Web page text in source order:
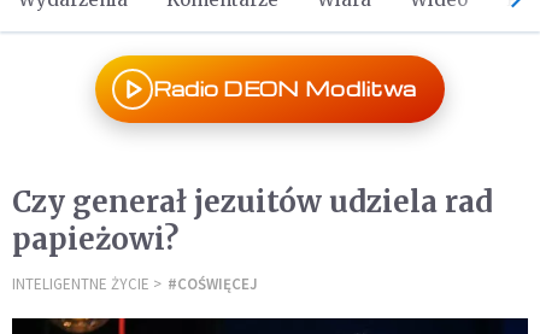
Radio DEON Modlitwa
Czy generał jezuitów udziela rad
papieżowi?
INTELIGENTNE ŻYCIE #COŚWIĘCEJ